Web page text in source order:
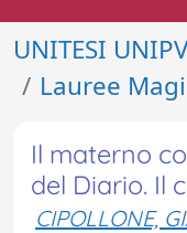
UNITESI UNIPV
Lauree
Il materno
del Diario. Il
CIPOLLONE,